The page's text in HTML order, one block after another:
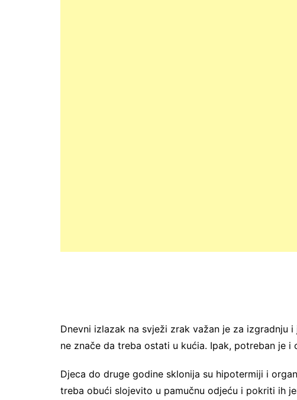
Dnevni izlazak na svježi zrak važan je za izgradnju
ne znače da treba ostati u kućia. Ipak, potreban je i
Djeca do druge godine sklonija su hipotermiji i
treba obući slojevito u pamučnu odjeću i pokriti ih